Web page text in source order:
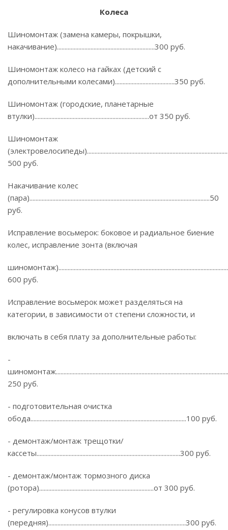
Колеса
Шиномонтаж (замена камеры, покрышки,
накачивание)................................................................300 руб.
Шиномонтаж колесо на гайках (детский с
дополнительными колесами).......................................350 руб.
Шиномонтаж (городские, планетарные
втулки)...........................................................................от 350 руб.
Шиномонтаж
500 руб.
Накачивание колес
(пара)......................................................................................................................50
руб.
Исправление восьмерок: боковое и радиальное биение
колес, исправление зонта (включая
600 руб.
Исправление восьмерок может разделяться на
категории, в зависимости от степени сложности, и
включать в себя плату за дополнительные работы:
-
250 руб.
- подготовительная очистка
обода......................................................................................................100 руб.
- демонтаж/монтаж трещотки/
кассеты..............................................................................................300 руб.
- демонтаж/монтаж тормозного диска
(ротора)...........................................................................от 300 руб.
- регулировка конусов втулки
(передняя)..........................................................................................300 руб.